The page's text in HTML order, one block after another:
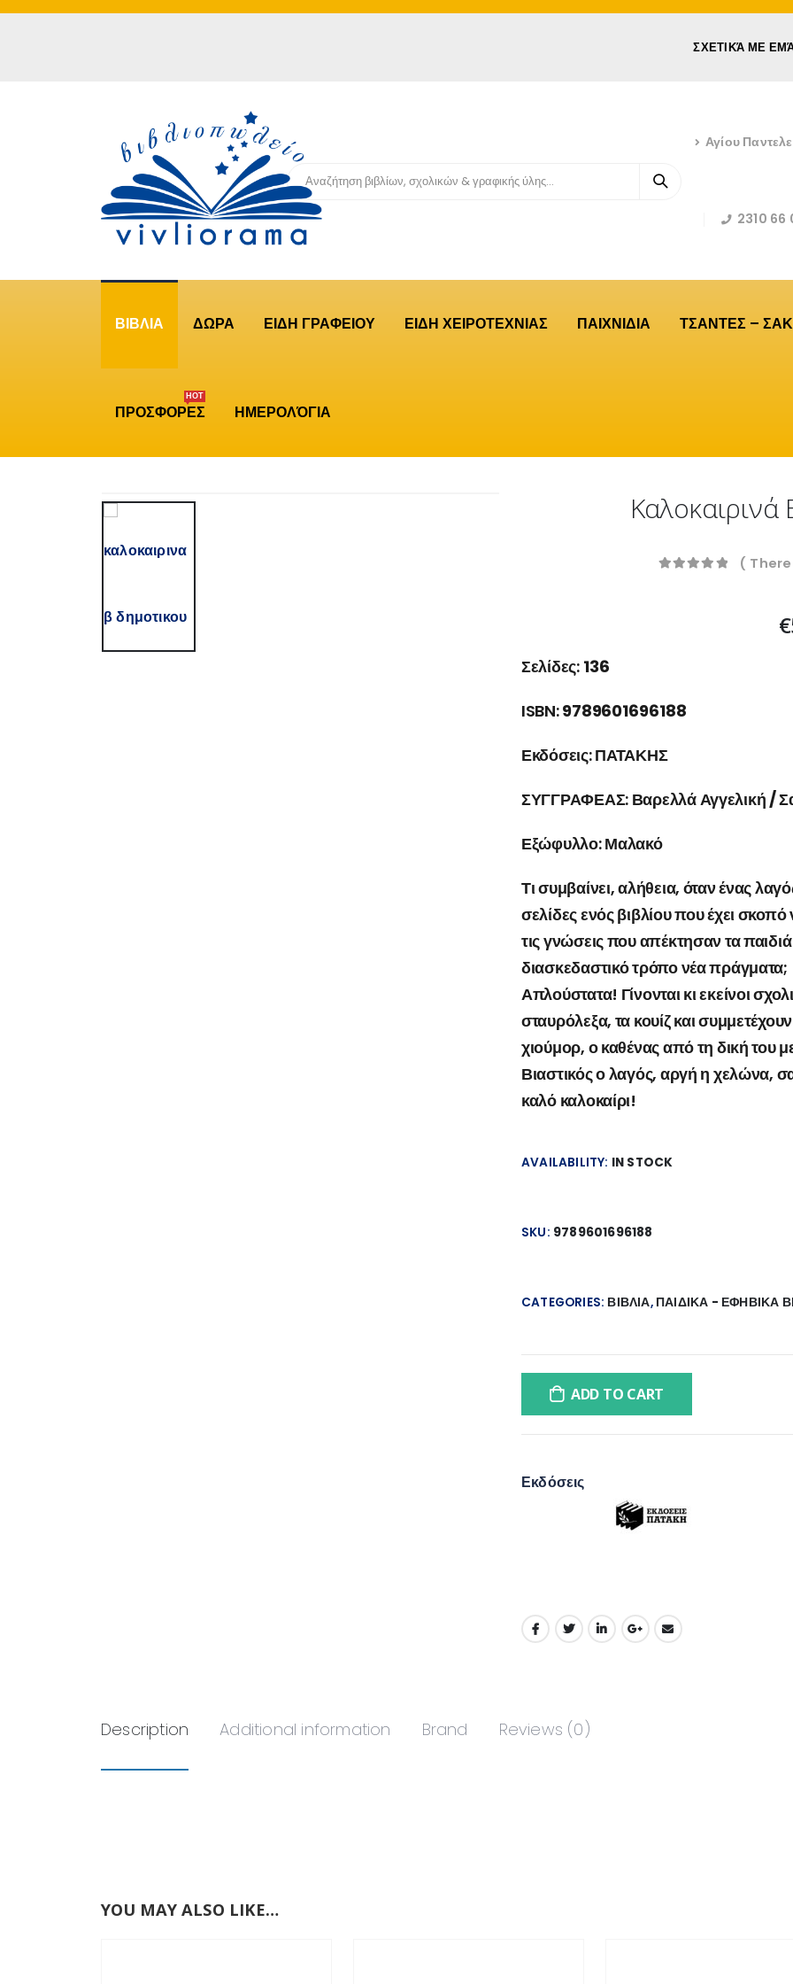
ΣΧΕΤΙΚΆ ΜΕ
Αγίου
2310 66
ΒΙΒΛΙΑ ΔΩΡΑ ΕΙΔΗ ΓΡΑΦΕΙΟΥ ΕΙΔΗ ΧΕΙΡΟΤΕΧΝΙΑΣ ΠΑΙΧΝΙΔΙΑ ΤΣΑΝΤΕΣ –
ΠΡΟΣΦΟΡΕΣ
ΗΟΤ
ΗΜΕΡΟΛΌΓΙΑ
Καλοκαιρινά
(
€
Σελίδες: 136
ISBN:9789601696188
Εκδόσεις:ΠΑΤΑΚΗΣ
ΣΥΓΓΡΑΦΕΑΣ:Βαρελλά Αγγελική /
Εξώφυλλο:Μαλακό
Τι συμβαίνει, αλήθεια, όταν ένας
σελίδες ενός βιβλίου που έχει
τις γνώσεις που απέκτησαν τα
διασκεδαστικό τρόπο νέα πράγματα;
Απλούστατα! Γίνονται κι εκείνοι
σταυρόλεξα, τα κουίζ και
χιούμορ, ο καθένας από τη δική του
Βιαστικός ο λαγός, αργή η χελώνα,
καλό καλοκαίρι!
AVAILABILITY: IN STOCK
SKU: 9789601696188
CATEGORIES: ΒΙΒΛΙΑ, ΠΑΙΔΙΚΑ - ΕΦΗΒΙΚΑ
ADD TO CART
Εκδόσεις
Description Additional information Brand Reviews (0)
YOU MAY ALSO LIKE…